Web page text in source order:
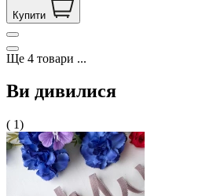
Купити
Ще 4 товари ...
Ви дивилися
( 1)